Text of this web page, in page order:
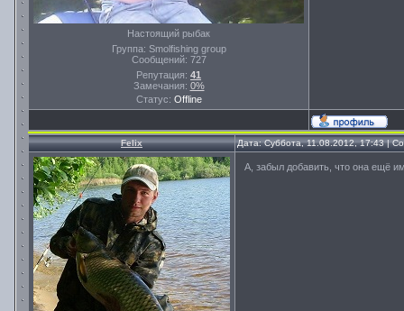
Настоящий рыбак
Группа: Smolfishing group
Сообщений: 727
Репутация: 41
Замечания: 0%
Статус: Offline
Felix Дата: Суббота, 11.08.2012, 17:43 |
А, забыл добавить, что она ещё